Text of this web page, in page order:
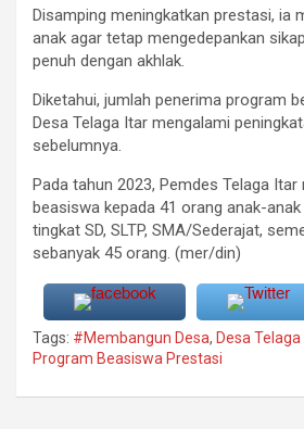
Disamping meningkatkan prestasi, ia
anak agar tetap mengedepankan
penuh dengan akhlak.
Diketahui, jumlah penerima program
Desa Telaga Itar mengalami
sebelumnya.
Pada tahun 2023, Pemdes Telaga Itar
beasiswa kepada 41 orang anak-
tingkat SD, SLTP, SMA/Sederajat,
sebanyak 45 orang. (mer/din)
Tags: #Membangun Desa, Desa
Program Beasiswa Prestasi